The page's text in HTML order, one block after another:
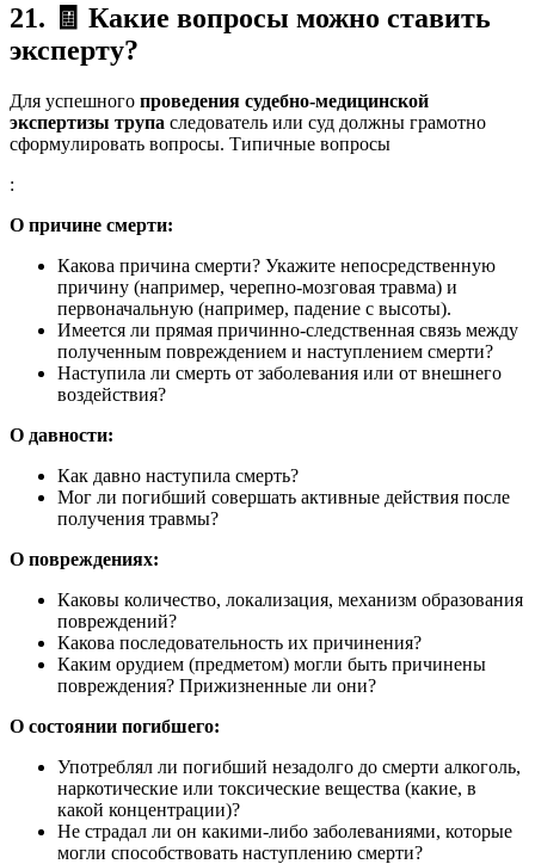
21. 🧾 Какие вопросы можно ставить
эксперту?
Для успешного проведения судебно-медицинской
экспертизы трупа следователь или суд должны грамотно
сформулировать вопросы. Типичные вопросы
:
О причине смерти:
Какова причина смерти? Укажите непосредственную
причину (например, черепно-мозговая травма) и
первоначальную (например, падение с высоты).
Имеется ли прямая причинно-следственная связь между
полученным повреждением и наступлением смерти?
Наступила ли смерть от заболевания или от внешнего
воздействия?
О давности:
Как давно наступила смерть?
Мог ли погибший совершать активные действия после
получения травмы?
О повреждениях:
Каковы количество, локализация, механизм образования
повреждений?
Какова последовательность их причинения?
Каким орудием (предметом) могли быть причинены
повреждения? Прижизненные ли они?
О состоянии погибшего:
Употреблял ли погибший незадолго до смерти алкоголь,
наркотические или токсические вещества (какие, в
какой концентрации)?
Не страдал ли он какими-либо заболеваниями, которые
могли способствовать наступлению смерти?